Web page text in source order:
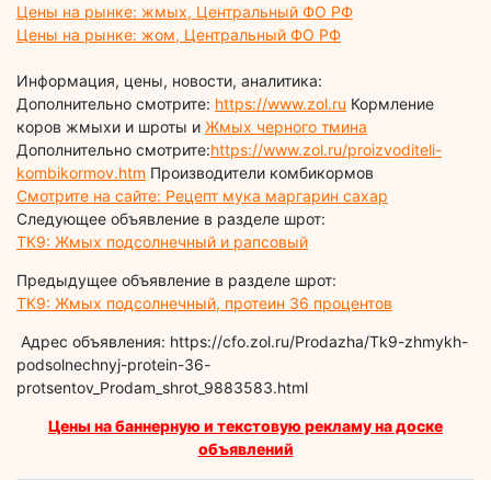
Цены на рынке: жмых, Центральный ФО РФ
Цены на рынке: жом, Центральный ФО РФ
Информация, цены, новости, аналитика:
Дополнительно смотрите: https://www.zol.ru Кормление
коров жмыхи и шроты и Жмых черного тмина
Дополнительно смотрите:https://www.zol.ru/proizvoditeli-
kombikormov.htm Производители комбикормов
Смотрите на сайте: Рецепт мука маргарин сахар
Следующее объявление в разделе шрот:
ТК9: Жмых подсолнечный и рапсовый
Предыдущее объявление в разделе шрот:
ТК9: Жмых подсолнечный, протеин 36 процентов
Адрес объявления: https://cfo.zol.ru/Prodazha/Tk9-zhmykh-
podsolnechnyj-protein-36-
protsentov_Prodam_shrot_9883583.html
Цены на баннерную и текстовую рекламу на доске
объявлений